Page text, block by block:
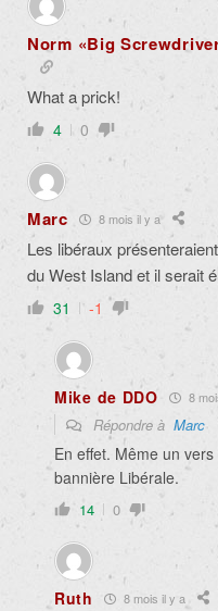
Norm «Big
What a prick!
4 0
Marc 8 mois il y a
Les libéraux
du West Island et il serait
31 -1
Mike de DDO 8
Répondre à Marc
En effet. Même un
bannière Libérale.
14 0
Ruth 8 mois il y a